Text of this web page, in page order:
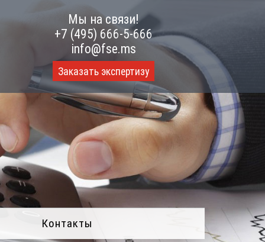
Мы на связи!
+7 (495) 666-5-666
info@fse.ms
Заказать экспертизу
Контакты